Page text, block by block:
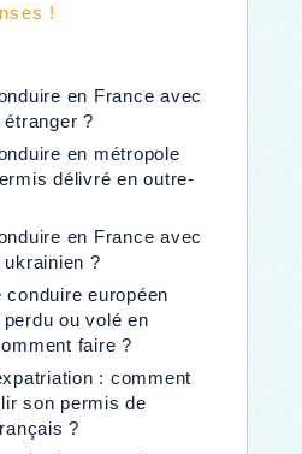
!
en France avec
?
en métropole
délivré en outre-
en France avec
?
conduire européen
ou volé en
faire ?
: comment
son permis de
?